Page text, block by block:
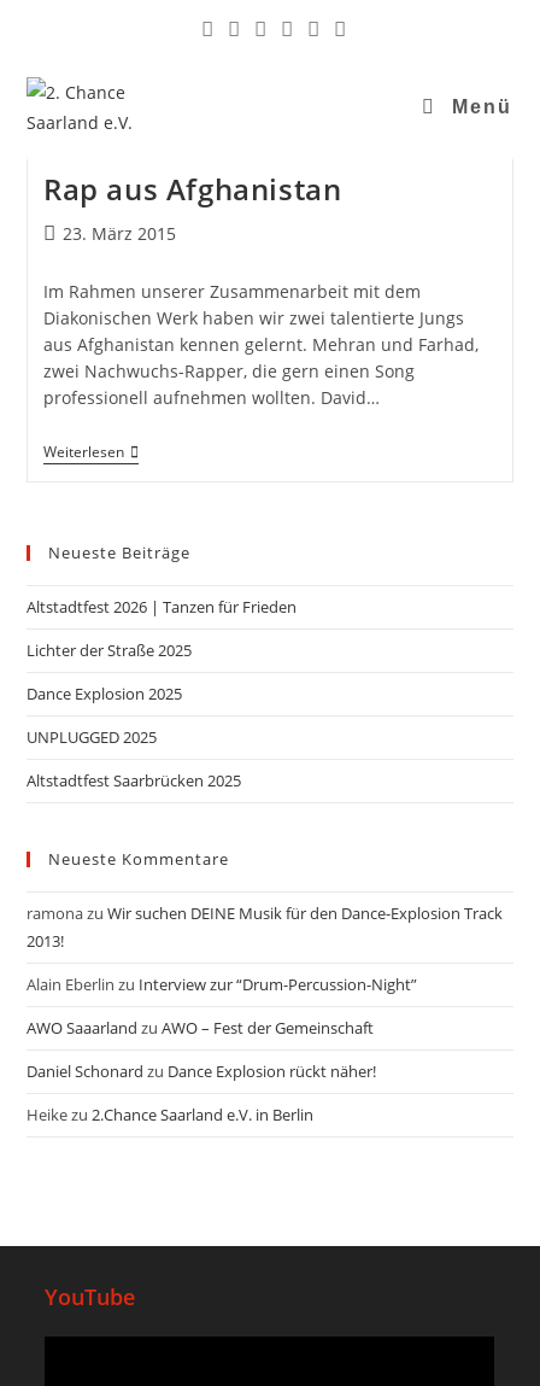
Menü
Rap aus Afghanistan
23. März 2015
Im Rahmen unserer Zusammenarbeit mit dem
Diakonischen Werk haben wir zwei talentierte Jungs
aus Afghanistan kennen gelernt. Mehran und Farhad,
zwei Nachwuchs-Rapper, die gern einen Song
professionell aufnehmen wollten. David…
Weiterlesen
Neueste Beiträge
Altstadtfest 2026 | Tanzen für Frieden
Lichter der Straße 2025
Dance Explosion 2025
UNPLUGGED 2025
Altstadtfest Saarbrücken 2025
Neueste Kommentare
ramonazuWir suchen DEINE Musik für den Dance-Explosion Track
2013!
Alain Eberlin zu Interview zur “Drum-Percussion-Night”
AWO Saaarland zuAWO – Fest der Gemeinschaft
Daniel Schonard zu Dance Explosion rückt näher!
Heikezu2.Chance Saarland e.V. in Berlin
YouTube